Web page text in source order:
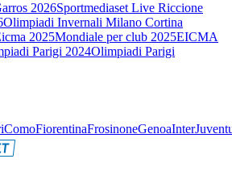
2026Sportmediaset Live Riccione
Olimpiadi Invernali Milano Cortina
2025Mondiale per club 2025EICMA
Parigi 2024Olimpiadi Parigi
ComoFiorentinaFrosinoneGenoaInter